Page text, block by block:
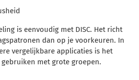
is eenvoudig met DISC. Het richt
dan op je voorkeuren. In
vergelijkbare applicaties is het
met grote groepen.